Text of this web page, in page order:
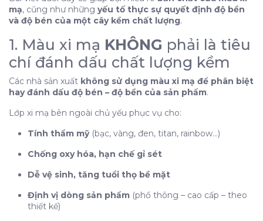
4. Cách đánh giá một cây kềm bền – bén đúng
chuẩn
1. Màu xi mạ KHÔNG phải là tiêu chí đánh dấu
chất lượng kềm
2. Độ bền – độ bén của kềm được quyết định bởi
những yếu tố nào?
2.2. Quy trình xử lý nhiệt (tôi – ram)
2.3. Kỹ thuật mài & độ khớp lưỡi
2.4. Tay nghề và tuổi nghề của thợ
4. Cách đánh giá một cây kềm bền – bén đúng
chuẩn
mạ, cũng như những yếu tố thực sự quyết định độ bền
và độ bén của một cây kềm chất lượng.
1. Màu xi mạ KHÔNG phải là tiêu
chí đánh dấu chất lượng kềm
Các nhà sản xuất không sử dụng màu xi mạ để phân biệt
hay đánh dấu độ bén – độ bền của sản phẩm.
Lớp xi mạ bên ngoài chủ yếu phục vụ cho:
Tính thẩm mỹ(bạc, vàng, đen, titan, rainbow…)
Chống oxy hóa, hạn chế gỉ sét
Dễ vệ sinh, tăng tuổi thọ bề mặt
Định vị dòng sản phẩm (phổ thông – cao cấp – theo
thiết kế)